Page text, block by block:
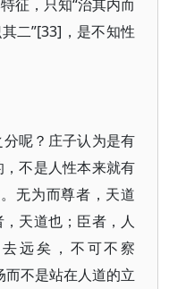
征，只知“治其内而
二”[33]，是不知性
呢？庄子认为是有
不是人性本来就有
无为而尊者，天道
天道也；臣者，人
远矣，不可不察
而不是站在人道的立